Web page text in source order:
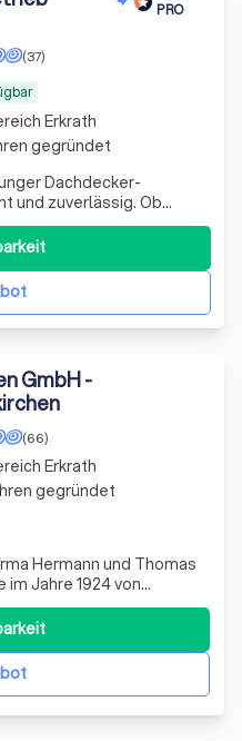
PRO
(37)
Dachdecker-
und zuverlässig. Ob
Kundschaft profitiert von
Wir bieten jede
die
Kundenwuns
Erkrath
gegründet
GmbH -
(66)
Hermann und Thomas
Jahre 1924 von
gegründet und hatte
ihren Hauptsitz in der
Direkt im
schließlic
Erkrath
gegründet